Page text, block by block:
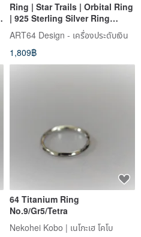
Ring | Star Trails | Orbital Ring
| 925 Sterling Silver Ring
(Single)
ART64 Design - เครื่องประดับเงิน
1,809฿
64 Titanium Ring
No.9/Gr5/Tetra
Nekohei Kobo | เนโกะเฮ โคโบ